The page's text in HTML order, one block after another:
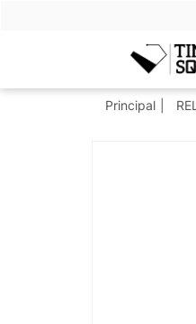
Principal